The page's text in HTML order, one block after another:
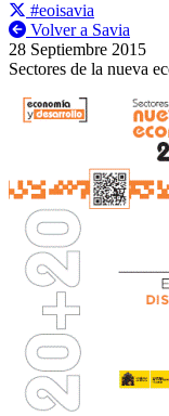
#eoisavia
Volver a Savia
28 Septiembre 2015
Sectores de la nueva